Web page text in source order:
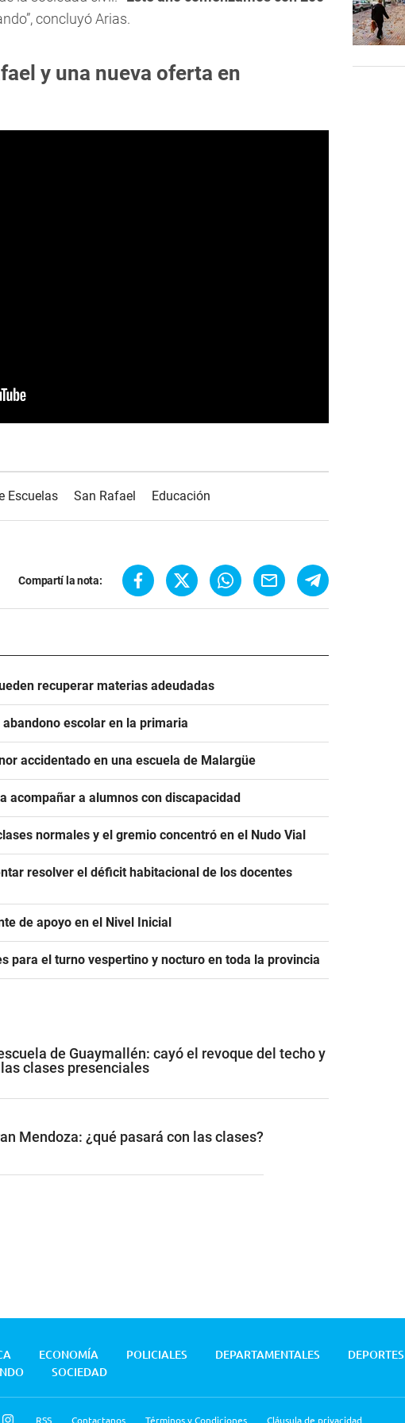
concluyó Arias.
y una nueva oferta en
Escuelas San Rafael Educación
Compartí la nota:
recuperar materias adeudadas
abandono escolar en la primaria
accidentado en una escuela de Malargüe
acompañar a alumnos con discapacidad
normales y el gremio concentró en el Nudo Vial
resolver el déficit habitacional de los docentes
de apoyo en el Nivel Inicial
para el turno vespertino y nocturo en toda la provincia
de Guaymallén: cayó el revoque del techo y
clases presenciales
Mendoza: ¿qué pasará con las clases?
ECONOMÍA POLICIALES DEPARTAMENTALES DEPORTES
SOCIEDAD
RSS Contactanos Términos y Condiciones Cláusula de privacidad